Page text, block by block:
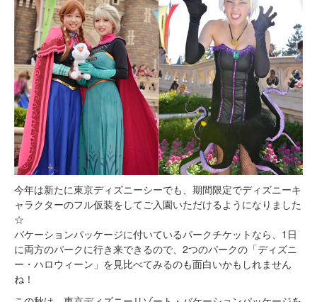
今年は新たに東京ディズニーシーでも、期間限定でディズニーキ
ャラクターのフル仮装をしてご入園いただけるようになりました
☆
バケーションパッケージに付いているパークチケットなら、1日
に両方のパークに行き来できるので、2つのパークの「ディズニ
ー・ハロウィーン」を見比べてみるのも面白いかもしれません
ね！